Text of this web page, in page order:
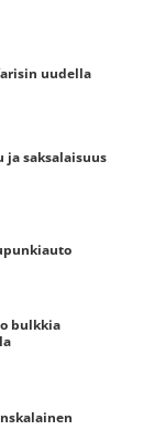
uudella
ja saksalaisuus
bulkkia